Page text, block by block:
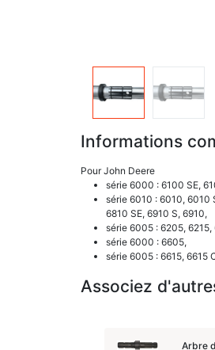
Informations
Pour John Deere
série 6000 : 6100 SE,
série 6010 : 6010, 6010
6810 SE, 6910 S, 6910,
série 6005 : 6205,
série 6000 : 6605,
série 6005 : 6615, 6615
Associez
Arbre